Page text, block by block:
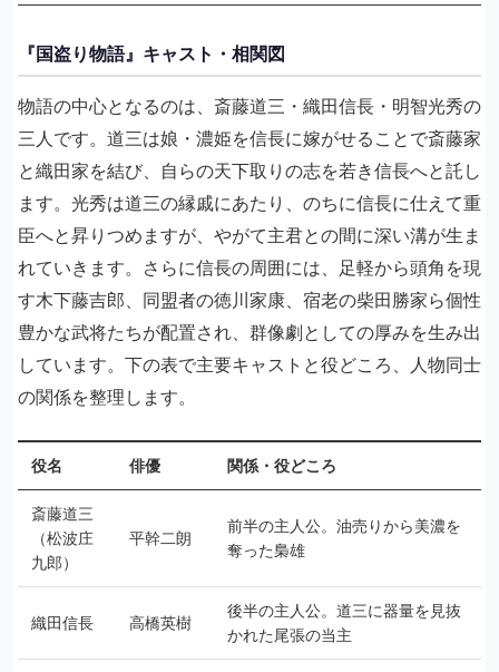
『国盗り物語』キャスト・相関図
物語の中心となるのは、斎藤道三・織田信長・明智光秀の
三人です。道三は娘・濃姫を信長に嫁がせることで斎藤家
と織田家を結び、自らの天下取りの志を若き信長へと託し
ます。光秀は道三の縁戚にあたり、のちに信長に仕えて重
臣へと昇りつめますが、やがて主君との間に深い溝が生ま
れていきます。さらに信長の周囲には、足軽から頭角を現
す木下藤吉郎、同盟者の徳川家康、宿老の柴田勝家ら個性
豊かな武将たちが配置され、群像劇としての厚みを生み出
しています。下の表で主要キャストと役どころ、人物同士
の関係を整理します。
役名 俳優 関係・役どころ
斎藤道三
（松波庄
九郎）
平幹二朗
前半の主人公。油売りから美濃を
奪った梟雄
織田信長 高橋英樹
後半の主人公。道三に器量を見抜
かれた尾張の当主